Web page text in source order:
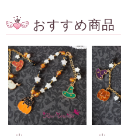
おすすめ商品